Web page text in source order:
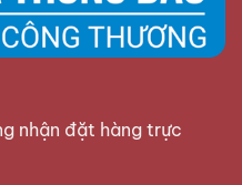
nhận đặt hàng trực